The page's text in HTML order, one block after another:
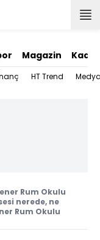
Magazin Kadın
HT Trend
Rum Okulu
nerede, ne
Rum Okulu